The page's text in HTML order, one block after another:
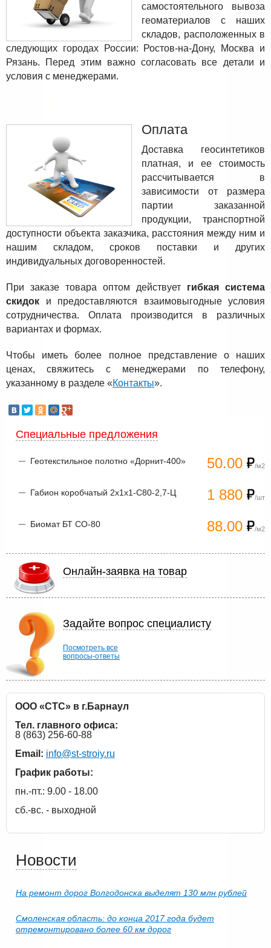
самостоятельного вывоза
геоматериалов с наших
складов, расположенных в
следующих городах России: Ростов-на-Дону, Москва и
Рязань. Перед этим важно согласовать все детали и
условия с менеджерами.
Оплата
Доставка геосинтетиков
платная, и ее стоимость
рассчитывается в
зависимости от размера
партии заказанной
продукции, транспортной
доступности объекта заказчика, расстояния между ним и
нашим складом, сроков поставки и других
индивидуальных договоренностей.
При заказе товара оптом действует гибкая система
скидок и предоставляются взаимовыгодные условия
сотрудничества. Оплата производится в различных
вариантах и формах.
Чтобы иметь более полное представление о наших
ценах, свяжитесь с менеджерами по телефону,
указанному в разделе «Контакты».
Специальные предложения
50.00 /м2
Геотекстильное полотно «Дорнит-400»
1 880 /шт
Габион коробчатый 2х1х1-С80-2,7-Ц
88.00 /м2
Биомат БТ СО-80
Онлайн-заявка на товар
Задайте вопрос специалисту
Посмотреть все
вопросы-ответы
ООО «СТС» в г.Барнаул
Тел. главного офиса:
8 (863) 256-60-88
Email: info@st-stroiy.ru
График работы:
пн.-пт.: 9.00 - 18.00
сб.-вс. - выходной
Новости
На ремонт дорог Волгодонска выделят 130 млн рублей
Смоленская область: до конца 2017 года будет
отремонтировано более 60 км дорог